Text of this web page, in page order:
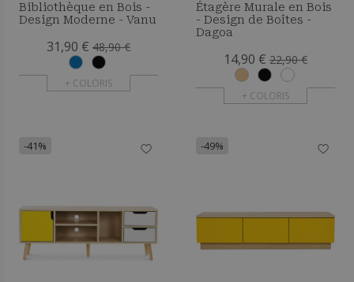
Bibliothèque en Bois -
Design Moderne - Vanu
31,90 € 48,90 €
+ COLORIS
Étagère Murale en Bois
- Design de Boîtes -
Dagoa
14,90 € 22,90 €
+ COLORIS
-41% -49%